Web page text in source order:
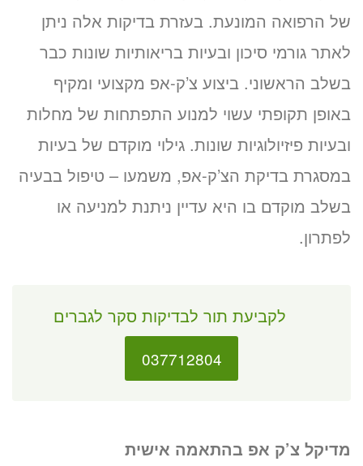
של הרפואה המונעת. בעזרת בדיקות אלה ניתן
לאתר גורמי סיכון ובעיות בריאותיות שונות כבר
בשלב הראשוני. ביצוע צ’ק-אפ מקצועי ומקיף
באופן תקופתי עשוי למנוע התפתחות של מחלות
ובעיות פיזיולוגיות שונות. גילוי מוקדם של בעיות
במסגרת בדיקת הצ’ק-אפ, משמעו – טיפול בבעיה
בשלב מוקדם בו היא עדיין ניתנת למניעה או
לפתרון.
לקביעת תור לבדיקות סקר לגברים
037712804
מדיקל צ’ק אפ בהתאמה אישית